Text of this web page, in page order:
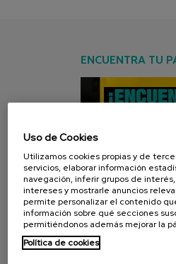
ENCUENTRA TU
CAMPAÑA
Uso de Cookies
Utilizamos cookies propias y de
servicios, elaborar información
navegación, inferir grupos de
intereses y mostrarle anuncios
permite personalizar el contenido
información sobre qué secciones
permitiéndonos además mejorar la
Política de cookies